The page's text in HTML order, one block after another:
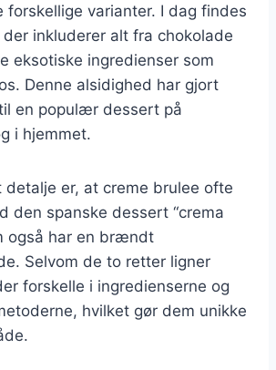
forskellige varianter. I dag findes
inkluderer alt fra chokolade
eksotiske ingredienser som
Denne alsidighed har gjort
en populær dessert på
i hjemmet.
detalje er, at creme brulee ofte
den spanske dessert “crema
også har en brændt
Selvom de to retter ligner
forskelle i ingredienserne og
hvilket gør dem unikke